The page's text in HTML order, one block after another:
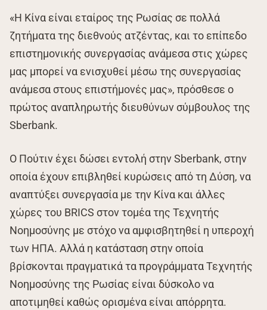
«Η Κίνα είναι εταίρος της Ρωσίας σε πολλά
ζητήματα της διεθνούς ατζέντας, και το επίπεδο
επιστημονικής συνεργασίας ανάμεσα στις χώρες
μας μπορεί να ενισχυθεί μέσω της συνεργασίας
ανάμεσα στους επιστήμονές μας», πρόσθεσε ο
πρώτος αναπληρωτής διευθύνων σύμβουλος της
Sberbank.
Ο Πούτιν έχει δώσει εντολή στην Sberbank, στην
οποία έχουν επιβληθεί κυρώσεις από τη Δύση, να
αναπτύξει συνεργασία με την Κίνα και άλλες
χώρες του BRICS στον τομέα της Τεχνητής
Νοημοσύνης με στόχο να αμφισβητηθεί η υπεροχή
των ΗΠΑ. Αλλά η κατάσταση στην οποία
βρίσκονται πραγματικά τα προγράμματα Τεχνητής
Νοημοσύνης της Ρωσίας είναι δύσκολο να
αποτιμηθεί καθώς ορισμένα είναι απόρρητα.